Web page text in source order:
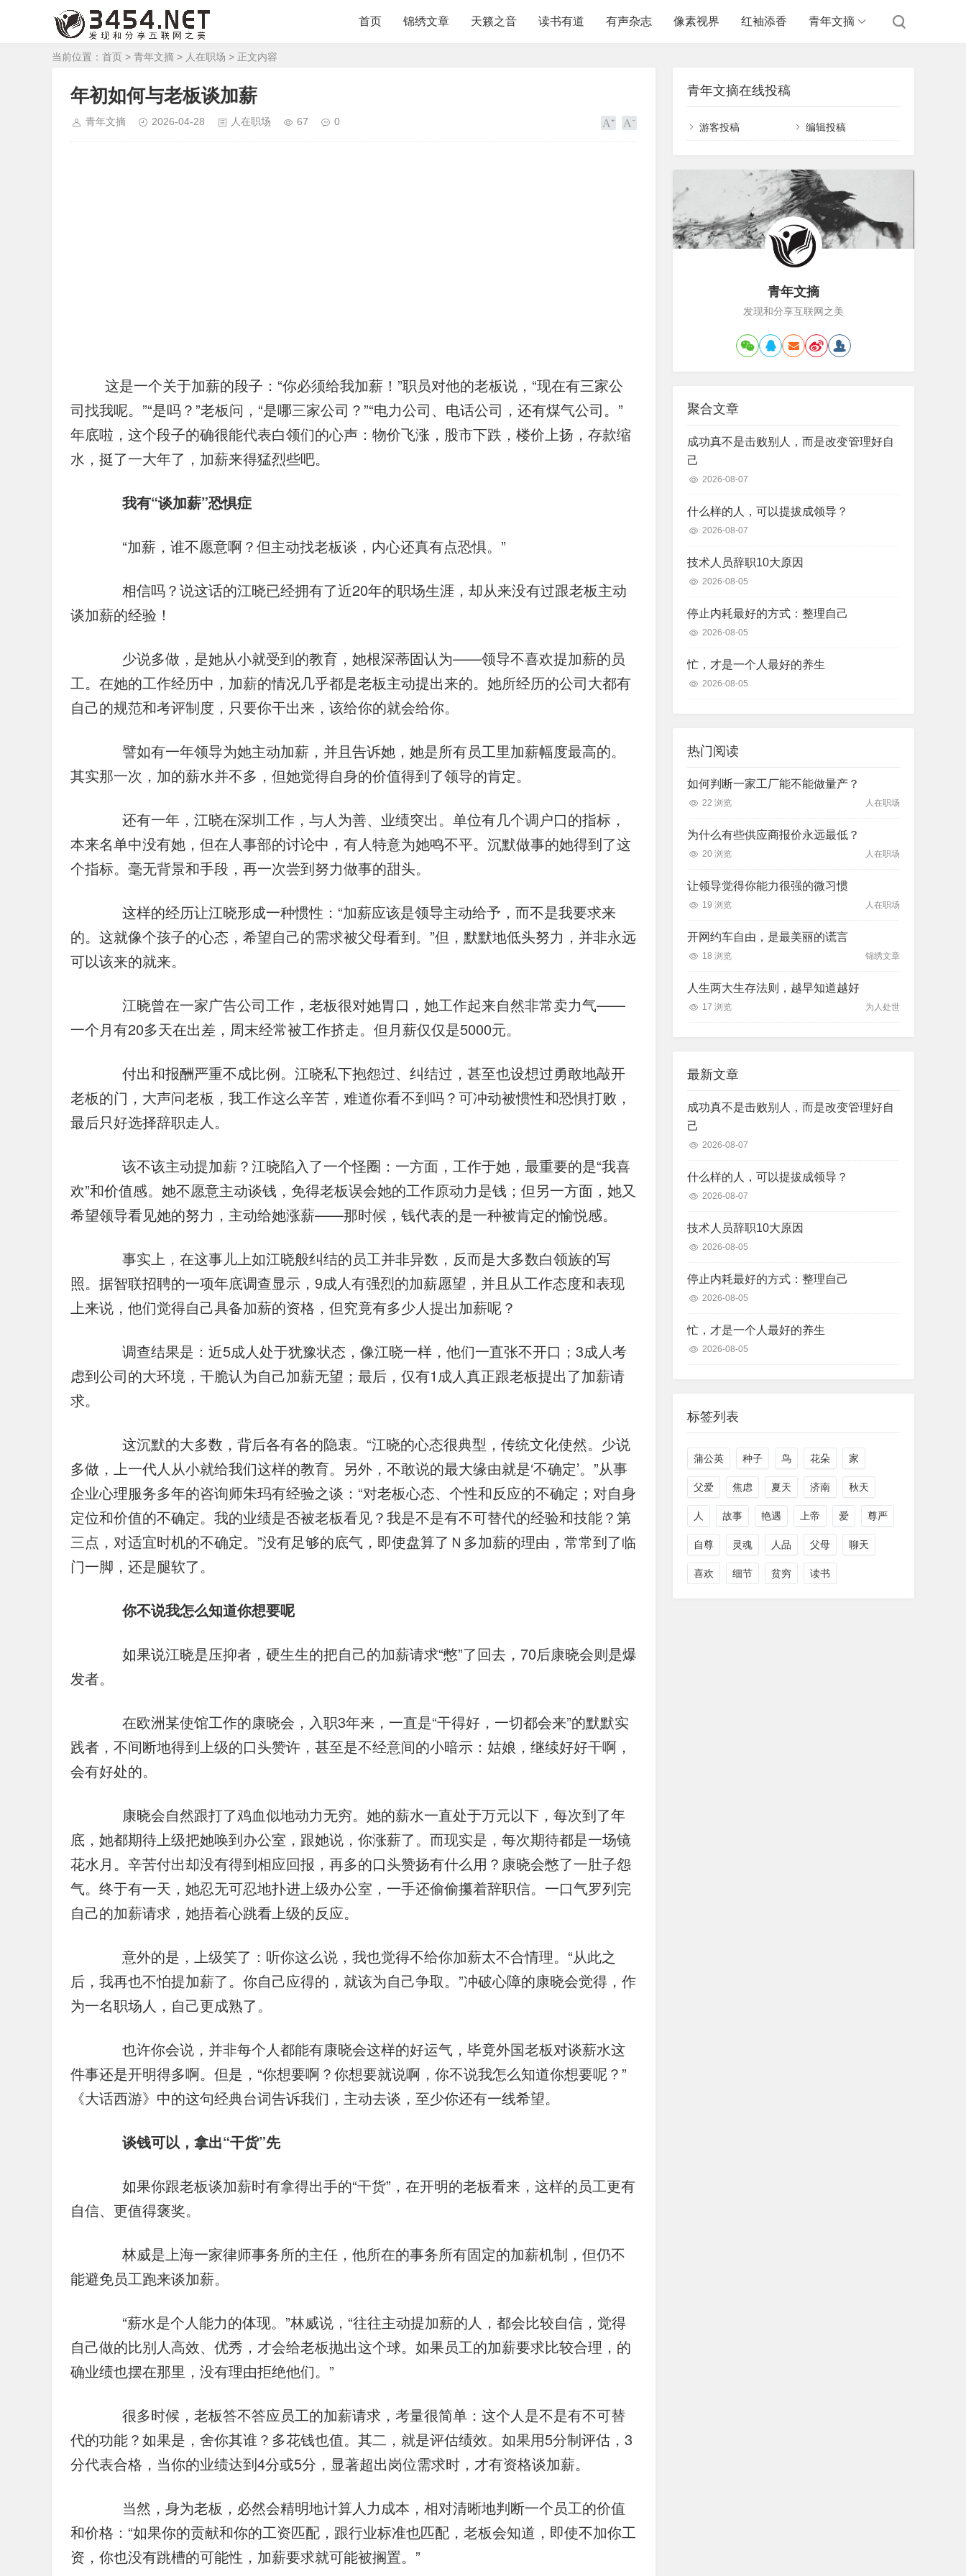
首页 锦绣文章 天籁之音 读书有道 有声杂志 像素视界 红袖添香 青年文摘
当前位置： 首页 > 青年文摘 > 人在职场 > 正文内容
年初如何与老板谈加薪
青年文摘 2026-04-28 人在职场 67 0
司找我呢。”“是吗？”老板问，“是哪三家公司？”“电力公司、电话公司，还有煤气公司。”
年底啦，这个段子的确很能代表白领们的心声：物价飞涨，股市下跌，楼价上扬，存款缩
水，挺了一大年了，加薪来得猛烈些吧。
我有“谈加薪”恐惧症
“加薪，谁不愿意啊？但主动找老板谈，内心还真有点恐惧。”
相信吗？说这话的江晓已经拥有了近20年的职场生涯，却从来没有过跟老板主动
谈加薪的经验！
少说多做，是她从小就受到的教育，她根深蒂固认为——领导不喜欢提加薪的员
工。在她的工作经历中，加薪的情况几乎都是老板主动提出来的。她所经历的公司大都有
自己的规范和考评制度，只要你干出来，该给你的就会给你。
譬如有一年领导为她主动加薪，并且告诉她，她是所有员工里加薪幅度最高的。
其实那一次，加的薪水并不多，但她觉得自身的价值得到了领导的肯定。
还有一年，江晓在深圳工作，与人为善、业绩突出。单位有几个调户口的指标，
本来名单中没有她，但在人事部的讨论中，有人特意为她鸣不平。沉默做事的她得到了这
个指标。毫无背景和手段，再一次尝到努力做事的甜头。
这样的经历让江晓形成一种惯性：“加薪应该是领导主动给予，而不是我要求来
的。这就像个孩子的心态，希望自己的需求被父母看到。”但，默默地低头努力，并非永远
可以该来的就来。
江晓曾在一家广告公司工作，老板很对她胃口，她工作起来自然非常卖力气——
一个月有20多天在出差，周末经常被工作挤走。但月薪仅仅是5000元。
付出和报酬严重不成比例。江晓私下抱怨过、纠结过，甚至也设想过勇敢地敲开
老板的门，大声问老板，我工作这么辛苦，难道你看不到吗？可冲动被惯性和恐惧打败，
最后只好选择辞职走人。
该不该主动提加薪？江晓陷入了一个怪圈：一方面，工作于她，最重要的是“我喜
欢”和价值感。她不愿意主动谈钱，免得老板误会她的工作原动力是钱；但另一方面，她又
希望领导看见她的努力，主动给她涨薪——那时候，钱代表的是一种被肯定的愉悦感。
事实上，在这事儿上如江晓般纠结的员工并非异数，反而是大多数白领族的写
照。据智联招聘的一项年底调查显示，9成人有强烈的加薪愿望，并且从工作态度和表现
上来说，他们觉得自己具备加薪的资格，但究竟有多少人提出加薪呢？
调查结果是：近5成人处于犹豫状态，像江晓一样，他们一直张不开口；3成人考
虑到公司的大环境，干脆认为自己加薪无望；最后，仅有1成人真正跟老板提出了加薪请
求。
这沉默的大多数，背后各有各的隐衷。“江晓的心态很典型，传统文化使然。少说
多做，上一代人从小就给我们这样的教育。另外，不敢说的最大缘由就是‘不确定’。”从事
企业心理服务多年的咨询师朱玛有经验之谈：“对老板心态、个性和反应的不确定；对自身
定位和价值的不确定。我的业绩是否被老板看见？我是不是有不可替代的经验和技能？第
三点，对适宜时机的不确定。”没有足够的底气，即使盘算了Ｎ多加薪的理由，常常到了临
门一脚，还是腿软了。
你不说我怎么知道你想要呢
如果说江晓是压抑者，硬生生的把自己的加薪请求“憋”了回去，70后康晓会则是爆
发者。
在欧洲某使馆工作的康晓会，入职3年来，一直是“干得好，一切都会来”的默默实
践者，不间断地得到上级的口头赞许，甚至是不经意间的小暗示：姑娘，继续好好干啊，
会有好处的。
康晓会自然跟打了鸡血似地动力无穷。她的薪水一直处于万元以下，每次到了年
底，她都期待上级把她唤到办公室，跟她说，你涨薪了。而现实是，每次期待都是一场镜
花水月。辛苦付出却没有得到相应回报，再多的口头赞扬有什么用？康晓会憋了一肚子怨
气。终于有一天，她忍无可忍地扑进上级办公室，一手还偷偷攥着辞职信。一口气罗列完
自己的加薪请求，她捂着心跳看上级的反应。
意外的是，上级笑了：听你这么说，我也觉得不给你加薪太不合情理。“从此之
后，我再也不怕提加薪了。你自己应得的，就该为自己争取。”冲破心障的康晓会觉得，作
为一名职场人，自己更成熟了。
也许你会说，并非每个人都能有康晓会这样的好运气，毕竟外国老板对谈薪水这
件事还是开明得多啊。但是，“你想要啊？你想要就说啊，你不说我怎么知道你想要呢？”
《大话西游》中的这句经典台词告诉我们，主动去谈，至少你还有一线希望。
谈钱可以，拿出“干货”先
如果你跟老板谈加薪时有拿得出手的“干货”，在开明的老板看来，这样的员工更有
自信、更值得褒奖。
林威是上海一家律师事务所的主任，他所在的事务所有固定的加薪机制，但仍不
能避免员工跑来谈加薪。
“薪水是个人能力的体现。”林威说，“往往主动提加薪的人，都会比较自信，觉得
自己做的比别人高效、优秀，才会给老板抛出这个球。如果员工的加薪要求比较合理，的
确业绩也摆在那里，没有理由拒绝他们。”
很多时候，老板答不答应员工的加薪请求，考量很简单：这个人是不是有不可替
代的功能？如果是，舍你其谁？多花钱也值。其二，就是评估绩效。如果用5分制评估，3
分代表合格，当你的业绩达到4分或5分，显著超出岗位需求时，才有资格谈加薪。
当然，身为老板，必然会精明地计算人力成本，相对清晰地判断一个员工的价值
和价格：“如果你的贡献和你的工资匹配，跟行业标准也匹配，老板会知道，即使不加你工
资，你也没有跳槽的可能性，加薪要求就可能被搁置。”
青年文摘在线投稿
游客投稿 编辑投稿
青年文摘
发现和分享互联网之美
聚合文章
成功真不是击败别人，而是改变管理好自
己
2026-08-07
什么样的人，可以提拔成领导？
2026-08-07
技术人员辞职10大原因
2026-08-05
停止内耗最好的方式：整理自己
2026-08-05
忙，才是一个人最好的养生
2026-08-05
热门阅读
如何判断一家工厂能不能做量产？
22 浏览 人在职场
为什么有些供应商报价永远最低？
20 浏览 人在职场
让领导觉得你能力很强的微习惯
19 浏览 人在职场
开网约车自由，是最美丽的谎言
18 浏览 锦绣文章
人生两大生存法则，越早知道越好
17 浏览 为人处世
最新文章
成功真不是击败别人，而是改变管理好自
己
2026-08-07
什么样的人，可以提拔成领导？
2026-08-07
技术人员辞职10大原因
2026-08-05
停止内耗最好的方式：整理自己
2026-08-05
忙，才是一个人最好的养生
2026-08-05
标签列表
蒲公英 种子 鸟 花朵 家
父爱 焦虑 夏天 济南 秋天
人 故事 艳遇 上帝 爱 尊严
自尊 灵魂 人品 父母 聊天
喜欢 细节 贫穷 读书